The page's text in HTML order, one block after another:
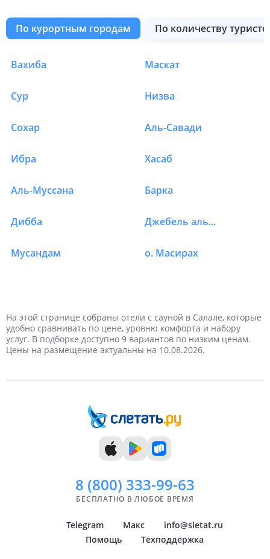
по курортным городам по количеству
Отели в Омане в
Вахиба Маскат
Сур Низва
Сохар Аль-Савади
Ибра Хасаб
Аль-Муссана Барка
Дибба Джебель аль Сифа
Мусандам о. Масирах
3 туриста 4 туриста
3 дня 4 дня
5 дней 6 дней
7 дней 8 дней
10 дней
12 дней
Март Апрель
Май Июнь
Июль Август
Октябрь
Декабрь
Недорогие Дорогие
Самые дорогие
На этой странице собраны отели с сауной в Салале, которые
удобно сравнивать по цене, уровню комфорта и набору
услуг. В подборке доступно 9 вариантов по низким ценам.
Цены на размещение актуальны на 10.08.2026.
8 (800) 333-99-63
БЕСПЛАТНО В ЛЮБОЕ ВРЕМЯ
Telegram Макс
info@sletat.ru
Помощь
Техподдержка